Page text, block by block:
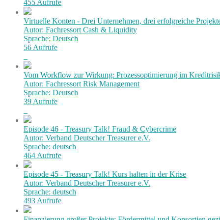
455 Aufrufe
Virtuelle Konten - Drei Unternehmen, drei erfolgreiche
Autor: Fachressort Cash & Liquidity
Sprache: Deutsch
56 Aufrufe
Vom Workflow zur Wirkung: Prozessoptimierung im
Autor: Fachressort Risk Management
Sprache: Deutsch
39 Aufrufe
Episode 46 - Treasury Talk! Fraud & Cybercrime
Autor: Verband Deutscher Treasurer e.V.
Sprache: deutsch
464 Aufrufe
Episode 45 - Treasury Talk! Kurs halten in der Krise
Autor: Verband Deutscher Treasurer e.V.
Sprache: deutsch
493 Aufrufe